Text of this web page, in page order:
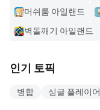
머쉬룸 아일랜드
벽돌깨기 아일랜드
인기 토픽
병합 싱글 플레이어